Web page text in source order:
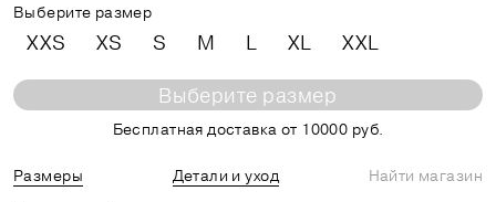
Выберите размер
XXS XS S M L XL XXL
Выберите размер
Бесплатная доставка от 10000 руб.
Размеры Детали и уход
Найти магазин